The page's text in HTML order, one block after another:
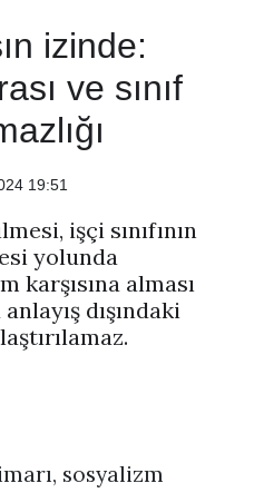
izinde:
ve sınıf
19:51
işçi sınıfının
yolunda
karşısına alması
dışındaki
sosyalizm